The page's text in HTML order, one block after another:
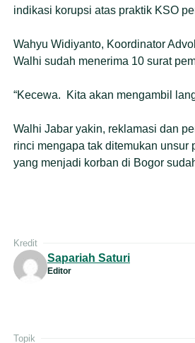
indikasi korupsi atas praktik KSO
Wahyu Widiyanto, Koordinator
Walhi sudah menerima 10 surat
“Kecewa. Kita akan mengambil
Walhi Jabar yakin, reklamasi dan
rinci mengapa tak ditemukan unsur
yang menjadi korban di Bogor
Kredit
Sapariah Saturi
Editor
Topik